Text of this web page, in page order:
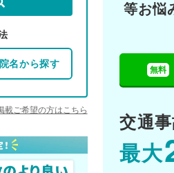
院名から探す
載ご希望の方はこちら
等お悩
無料
交通
最大